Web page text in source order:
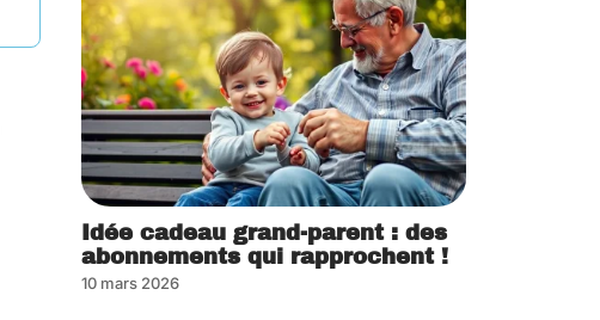
Idée cadeau grand-parent : des
abonnements qui rapprochent !
10 mars 2026